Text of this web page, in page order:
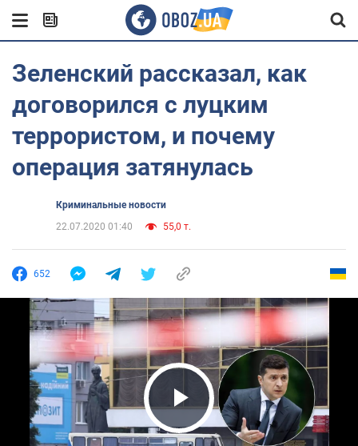
Зеленский рассказал, как
договорился с луцким
террористом, и почему
операция затянулась
Криминальные новости
22.07.2020 01:40
55,0 т.
652
Play Video